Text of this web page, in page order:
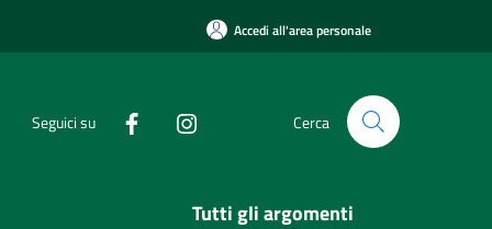
Accedi all'area personale
Seguici su Cerca
Tutti gli argomenti